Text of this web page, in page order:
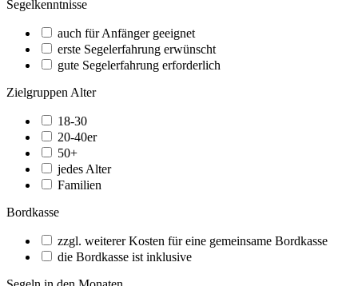
Segelkenntnisse
auch für Anfänger geeignet
erste Segelerfahrung erwünscht
gute Segelerfahrung erforderlich
Zielgruppen Alter
18-30
20-40er
50+
jedes Alter
Familien
Bordkasse
zzgl. weiterer Kosten für eine gemeinsame Bordkasse
die Bordkasse ist inklusive